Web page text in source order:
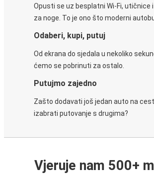
Opusti se uz besplatni Wi-Fi, utičnice
za noge. To je ono što moderni
Odaberi, kupi, putuj
Od ekrana do sjedala u nekoliko
ćemo se pobrinuti za ostalo.
Putujmo zajedno
Zašto dodavati još jedan auto na
izabrati putovanje s drugima?
Vjeruje nam 500+